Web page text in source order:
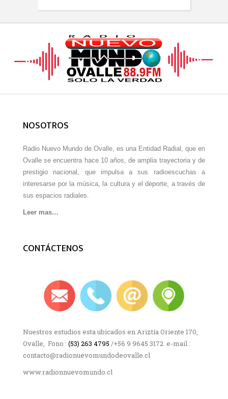
NOSOTROS
Radio Nuevo Mundo de Ovalle, es una Entidad Radial, que en
Ovalle se encuentra hace 10 años, de amplia trayectoria y de
prestigio nacional, que impulsa a sus radioescuchas a
interesarse por la música, la cultura y el deporte, a través de
sus espacios radiales.
Leer mas…
CONTÁCTENOS
Nuestros estudios esta ubicados en Ariztía Oriente 170,
Ovalle, Fono : (53) 263 4795 /+56 9 9645 3172 e-mail :
contacto@radionuevomundodeovalle.cl
www.radionnuevomundo.cl